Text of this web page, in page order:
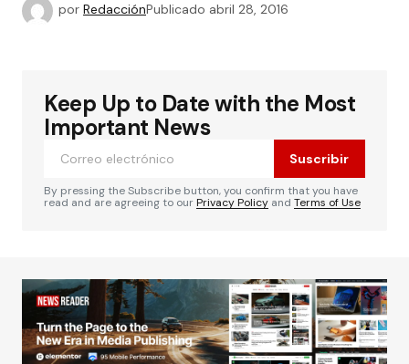
por RedacciónPublicado abril 28, 2016
Keep Up to Date with the Most
Important News
Suscribir
By pressing the Subscribe button, you confirm that you have
read and are agreeing to ourPrivacy Policy and Terms of Use